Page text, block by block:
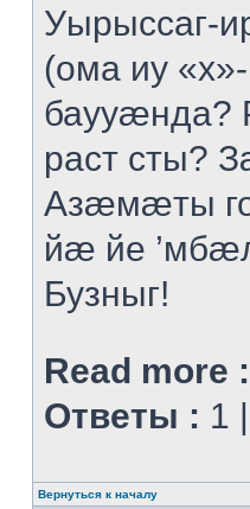
Уырыссаг-
(ома иу
раст сты?
Азӕмӕты
йӕ йе
Бузныг!
Read more :
Ответы : 1 |
Вернуться к началу